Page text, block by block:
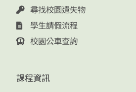
尋找校園遺失物
學生請假流程
校園公車查詢
課程資訊